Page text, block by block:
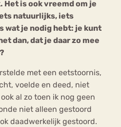
Het is ook vreemd om je
natuurlijks, iets
wat je nodig hebt: je kunt
dan, dat je daar zo mee
met een eetstoornis,
voelde en deed, niet
ook al zo toen ik nog geen
niet alleen gestoord
daadwerkelijk gestoord.
Angst